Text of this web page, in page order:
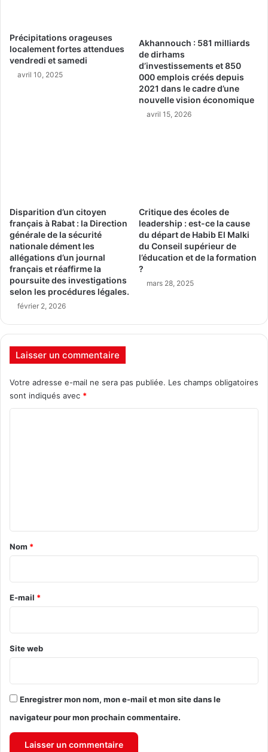
Précipitations orageuses
localement fortes attendues
vendredi et samedi
avril 10, 2025
Akhannouch : 581 milliards
de dirhams
d’investissements et 850
000 emplois créés depuis
2021 dans le cadre d’une
nouvelle vision économique
avril 15, 2026
Disparition d’un citoyen
français à Rabat : la Direction
générale de la sécurité
nationale dément les
allégations d’un journal
français et réaffirme la
poursuite des investigations
selon les procédures légales.
février 2, 2026
Critique des écoles de
leadership : est-ce la cause
du départ de Habib El Malki
du Conseil supérieur de
l’éducation et de la formation
?
mars 28, 2025
Laisser un commentaire
Votre adresse e-mail ne sera pas publiée. Les champs obligatoires
sont indiqués avec *
a
r
e
Nom *
E-mail *
Site web
Enregistrer mon nom, mon e-mail et mon site dans le
navigateur pour mon prochain commentaire.